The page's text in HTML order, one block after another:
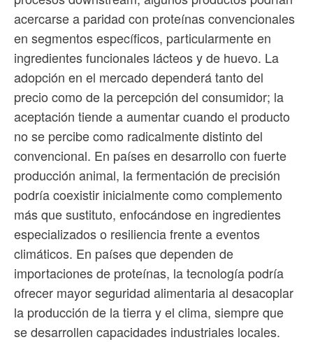
acercarse a paridad con proteínas convencionales
en segmentos específicos, particularmente en
ingredientes funcionales lácteos y de huevo. La
adopción en el mercado dependerá tanto del
precio como de la percepción del consumidor; la
aceptación tiende a aumentar cuando el producto
no se percibe como radicalmente distinto del
convencional. En países en desarrollo con fuerte
producción animal, la fermentación de precisión
podría coexistir inicialmente como complemento
más que sustituto, enfocándose en ingredientes
especializados o resiliencia frente a eventos
climáticos. En países que dependen de
importaciones de proteínas, la tecnología podría
ofrecer mayor seguridad alimentaria al desacoplar
la producción de la tierra y el clima, siempre que
se desarrollen capacidades industriales locales.